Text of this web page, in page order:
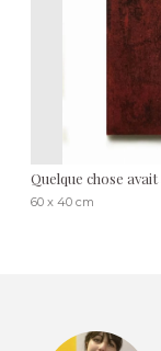
Quelque chose
60 x 40 cm